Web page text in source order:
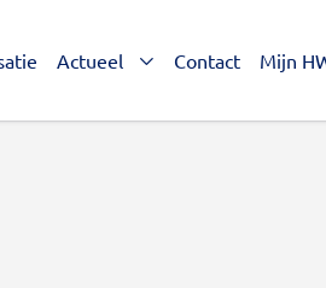
Actueel Contact Mijn